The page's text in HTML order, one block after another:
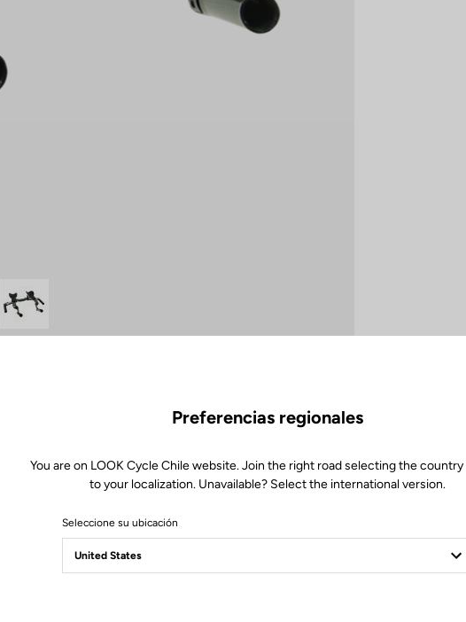
Especificaciones técnicas
Preferencias regionales
You are on LOOK Cycle Chile website. Join the right road selecting the
to your localization. Unavailable? Select the international version.
Seleccione su ubicación